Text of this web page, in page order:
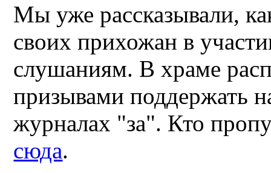
Мы уже рассказывали,
своих прихожан в
слушаниям. В храме
призывами поддержать
журналах "за". Кто
сюда.